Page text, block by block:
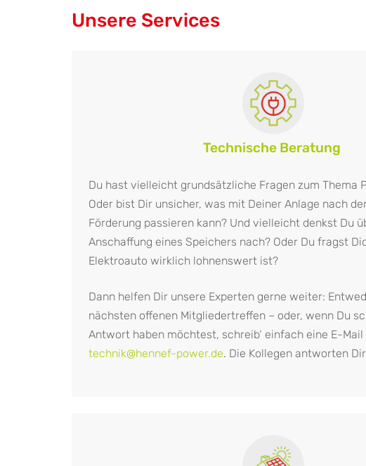
–
Traum
Unsere Services
Technische Beratung
Du hast vielleicht grundsätzliche Fragen zum Thema
Oder bist Dir unsicher, was mit Deiner Anlage nach
Förderung passieren kann? Und vielleicht denkst Du
Anschaffung eines Speichers nach? Oder Du fragst
Elektroauto wirklich lohnenswert ist?
Dann helfen Dir unsere Experten gerne weiter:
nächsten offenen Mitgliedertreffen – oder, wenn Du
Antwort haben möchtest, schreib‘ einfach eine E-Mail
technik@hennef-power.de. Die Kollegen antworten